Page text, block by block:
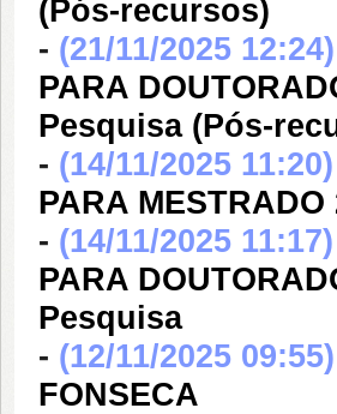
(Pós-recursos)
- (21/11/2025 12:24)
PARA
Pesquisa (Pós-
- (14/11/2025 11:20)
PARA
- (14/11/2025 11:17)
PARA
Pesquisa
- (12/11/2025 09:55)
FONSECA